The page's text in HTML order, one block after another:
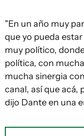
"En un año muy
que yo pueda estar
muy político,
política, con
mucha sinergia
canal, así que acá,
dijo Dante en una